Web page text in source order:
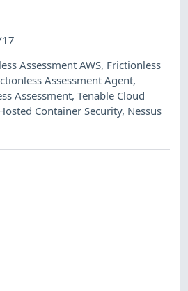
Assessment AWS, Frictionless
Assessment Agent,
Assessment,Tenable Cloud
Container Security, Nessus